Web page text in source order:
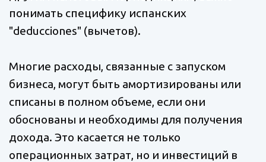
понимать специфику испанских
"deducciones" (вычетов).
Многие расходы, связанные с запуском
бизнеса, могут быть амортизированы или
списаны в полном объеме, если они
обоснованы и необходимы для получения
дохода. Это касается не только
операционных затрат, но и инвестиций в